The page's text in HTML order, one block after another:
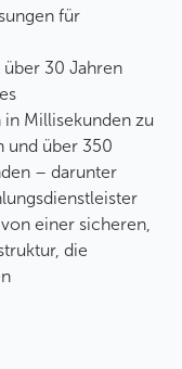
für
30 Jahren
in Millisekunden zu
und über 350
– darunter
einer sicheren,
die